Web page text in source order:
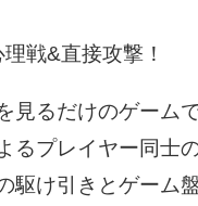
戦&直接攻撃！
見るだけのゲーム
るプレイヤー同士
駆け引きとゲーム